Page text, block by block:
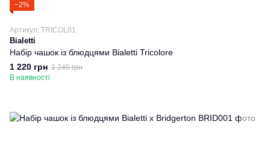
−2%
Артикул: TRICOL01
Bialetti
Набір чашок із блюдцями Bialetti Tricolore
1 220 грн 1 245 грн
В наявності